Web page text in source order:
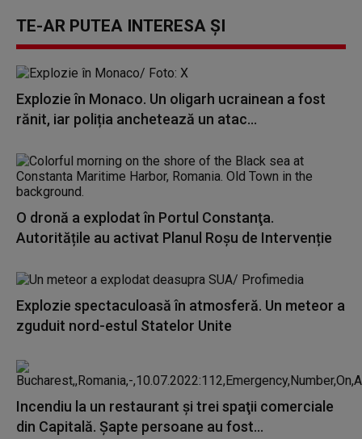
TE-AR PUTEA INTERESA ȘI
Explozie în Monaco. Un oligarh ucrainean a fost
rănit, iar poliția anchetează un atac...
O dronă a explodat în Portul Constanţa.
Autoritățile au activat Planul Roșu de Intervenție
Explozie spectaculoasă în atmosferă. Un meteor a
zguduit nord-estul Statelor Unite
Incendiu la un restaurant şi trei spaţii comerciale
din Capitală. Șapte persoane au fost...